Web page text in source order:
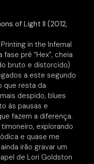
of Light II (2012,
in the Infernal
pré “Hex”, cheia
bruto e distorcido)
a este segundo
que resta da
despido, blues
às pausas e
fazem a diferença.
explorando
e quase me
irão gravar um
de Lori Goldston